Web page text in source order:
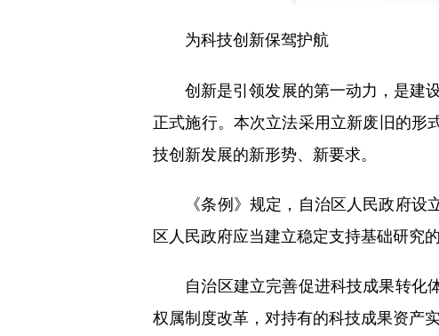
为科技创新保驾护航
创新是引领发展的第一动力，是建设
正式施行。本次立法采用立新废旧的形
技创新发展的新形势、新要求。
《条例》规定，自治区人民政府设
区人民政府应当建立稳定支持基础研究
自治区建立完善促进科技成果转化
权属制度改革，对持有的科技成果资产